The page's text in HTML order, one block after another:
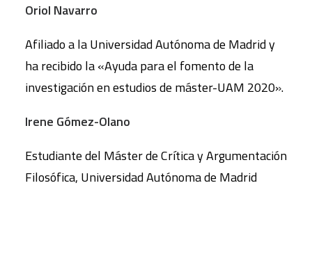
Oriol Navarro
Afiliado a la Universidad Autónoma de Madrid y
ha recibido la «Ayuda para el fomento de la
investigación en estudios de máster-UAM 2020».
Irene Gómez-Olano
Estudiante del Máster de Crítica y Argumentación
Filosófica, Universidad Autónoma de Madrid